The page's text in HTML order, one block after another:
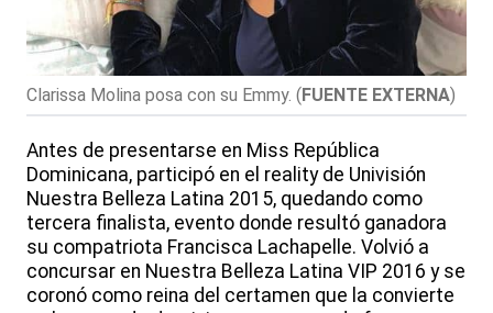
Clarissa Molina posa con su Emmy. ( FUENTE EXTERNA)
Antes de presentarse en Miss República
Dominicana, participó en el reality de Univisión
Nuestra Belleza Latina 2015, quedando como
tercera finalista, evento donde resultó ganadora
su compatriota Francisca Lachapelle. Volvió a
concursar en Nuestra Belleza Latina VIP 2016 y se
coronó como reina del certamen que la convierte